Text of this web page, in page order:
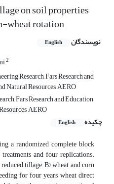
on soil properties
wheat rotation
نویسندگان English
2
Research, Fars Research and
Natural Resources, AERO
Fars Research and Education
AERO
چکیده
English
a randomized complete block
and four replications.
tillage, B) wheat and corn
for four years, wheat direct